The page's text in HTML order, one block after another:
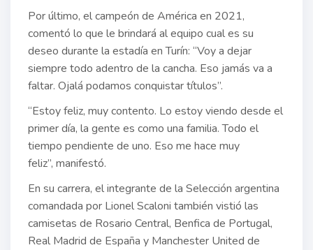
Por último, el campeón de América en 2021,
comentó lo que le brindará al equipo cual es su
deseo durante la estadía en Turín: “Voy a dejar
siempre todo adentro de la cancha. Eso jamás va a
faltar. Ojalá podamos conquistar títulos”.
“Estoy feliz, muy contento. Lo estoy viendo desde el
primer día, la gente es como una familia. Todo el
tiempo pendiente de uno. Eso me hace muy
feliz”, manifestó.
En su carrera, el integrante de la Selección argentina
comandada por Lionel Scaloni también vistió las
camisetas de Rosario Central, Benfica de Portugal,
Real Madrid de España y Manchester United de